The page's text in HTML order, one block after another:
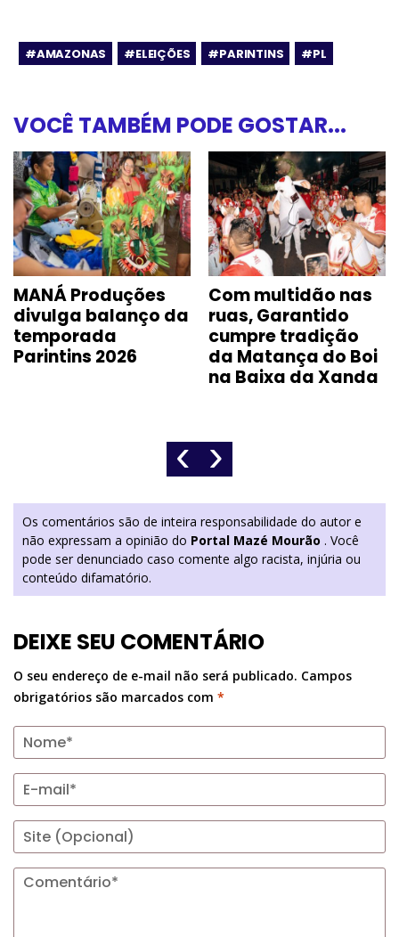
#AMAZONAS #ELEIÇÕES #PARINTINS #PL
VOCÊ TAMBÉM PODE GOSTAR...
MANÁ Produções
divulga balanço da
temporada
Parintins 2026
Com multidão nas
ruas, Garantido
cumpre tradição
da Matança do Boi
na Baixa da Xanda
‹ ›
Os comentários são de inteira responsabilidade do autor e
não expressam a opinião do Portal Mazé Mourão . Você
pode ser denunciado caso comente algo racista, injúria ou
conteúdo difamatório.
DEIXE SEU COMENTÁRIO
O seu endereço de e-mail não será publicado. Campos
obrigatórios são marcados com *